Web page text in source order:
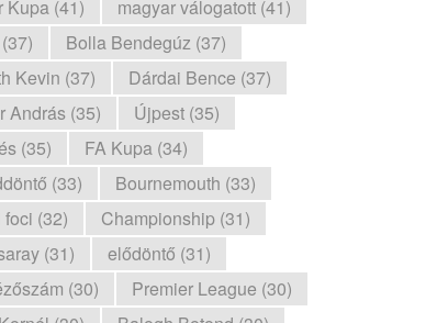
Kupa (41)
magyar válogatott (41)
Bolla Bendegúz (37)
Kevin (37)
Dárdai Bence (37)
András (35)
Újpest (35)
(35)
FA Kupa (34)
(33)
Bournemouth (33)
(32)
Championship (31)
(31)
elődöntő (31)
(30)
Premier League (30)